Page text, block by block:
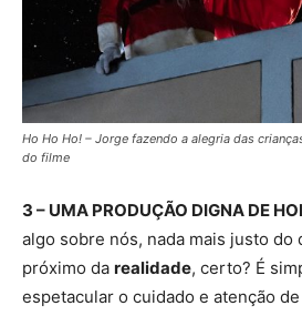
Ho Ho Ho! – Jorge fazendo a alegria das
do filme
3 – UMA PRODUÇÃO DIGNA DE
algo sobre nós, nada mais justo do
próximo da realidade, certo? É
espetacular o cuidado e atenção